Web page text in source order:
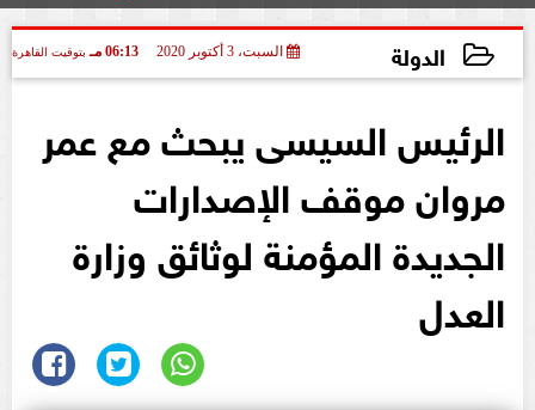
الدولة السبت، 3 أكتوبر 2020 06:13 مـ بتوقيت القاهرة
الرئيس السيسى يبحث مع عمر
مروان موقف الإصدارات
الجديدة المؤمنة لوثائق وزارة
العدل